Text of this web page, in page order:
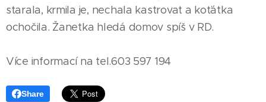
starala, krmila je, nechala kastrovat a koťátka
ochočila. Žanetka hledá domov spíš v RD.
Více informací na tel.603 597 194
Share